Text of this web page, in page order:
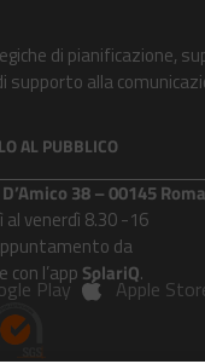
di pianificazione,
alla
AL PUBBLICO
38 – 00145 Roma
al venerdì 8.30 -16
da
l’app SolariQ.
Play Apple